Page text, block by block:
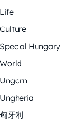
Life
Culture
Special Hungary
World
Ungarn
Ungheria
匈牙利